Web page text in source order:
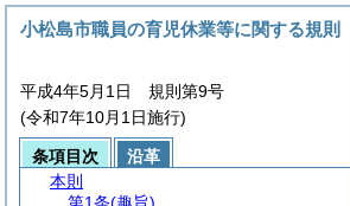
小松島市職員の育児休業等に関する規則
平成4年5月1日 規則第9号
(令和7年10月1日施行)
条項目次
沿革
本則